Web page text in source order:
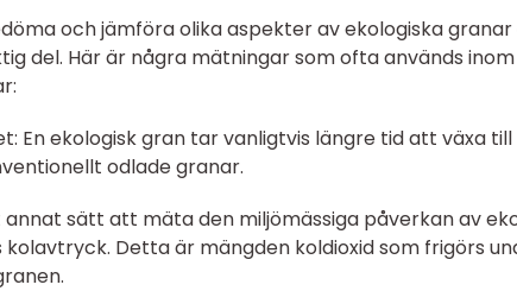
och jämföra olika aspekter av ekologiska
del. Här är några mätningar som ofta används
En ekologisk gran tar vanligtvis längre tid att växa
odlade granar.
annat sätt att mäta den miljömässiga påverkan av
kolavtryck. Detta är mängden koldioxid som frigörs